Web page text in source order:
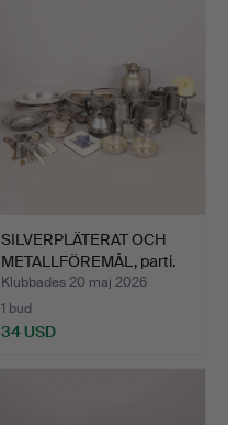
SILVERPLÄTERAT OCH
METALLFÖREMÅL, parti.
Klubbades 20 maj 2026
1 bud
34 USD